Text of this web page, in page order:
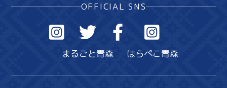
OFFICIAL SNS
まるごと青森 はらぺこ青森